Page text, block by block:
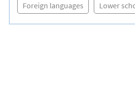
Foreign languages Lower